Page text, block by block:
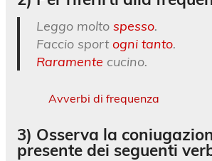
Leggo molto spesso.
Faccio sportogni tanto.
Raramente cucino.
Avverbi di frequenza
3) Osserva la
presente dei seguenti